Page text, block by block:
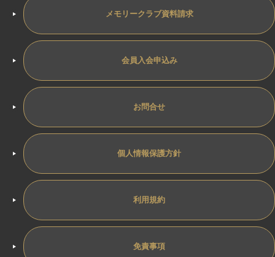
メモリークラブ資料請求
会員入会申込み
お問合せ
個人情報保護方針
利用規約
免責事項